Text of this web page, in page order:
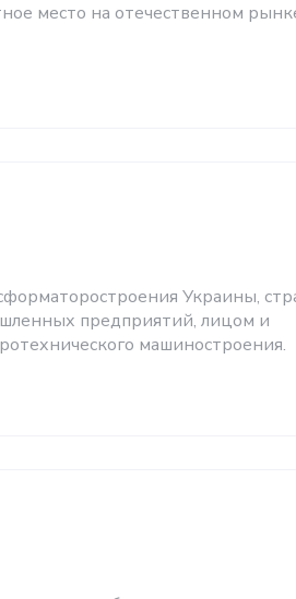
место на отечественном
Украины,
предприятий, лицом и
машиностроения.